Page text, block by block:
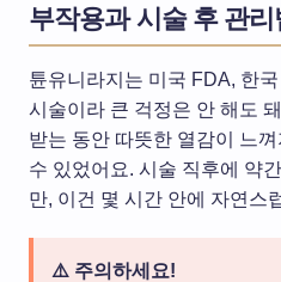
부작용과 시술 후 관
튠유니라지는 미국 FDA, 한
시술이라 큰 걱정은 안 해도
받는 동안 따뜻한 열감이 느
수 있었어요. 시술 직후에 약
만, 이건 몇 시간 안에 자연스
⚠️ 주의하세요!